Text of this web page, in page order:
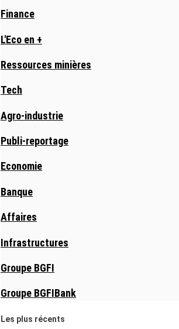
Finance
L'Eco en +
Ressources minières
Tech
Agro-industrie
Publi-reportage
Economie
Banque
Affaires
Infrastructures
Groupe BGFI
Groupe BGFIBank
Les plus récents